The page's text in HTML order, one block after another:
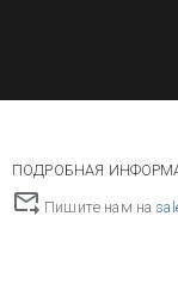
ПОДРОБНАЯ
Пишите нам на